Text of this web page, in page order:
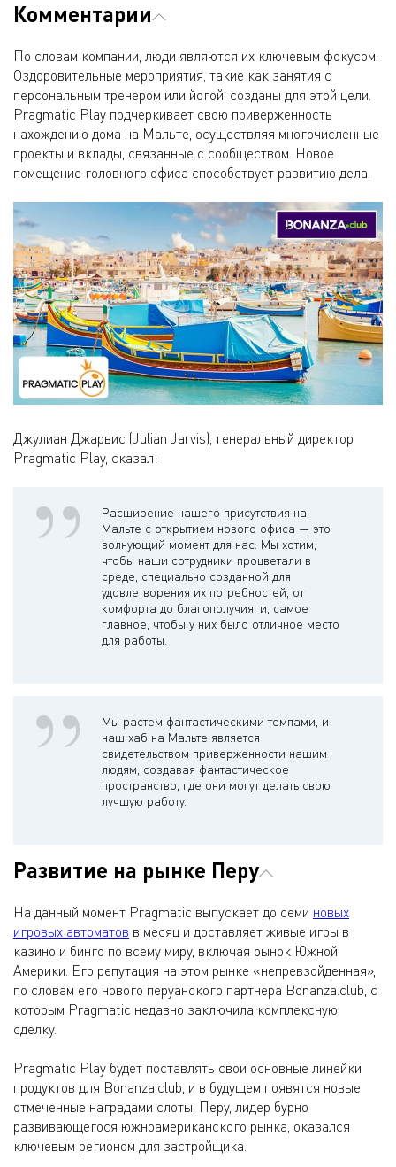
Комментарии
По словам компании, люди являются их ключевым фокусом.
Оздоровительные мероприятия, такие как занятия с
персональным тренером или йогой, созданы для этой цели.
Pragmatic Play подчеркивает свою приверженность
нахождению дома на Мальте, осуществляя многочисленные
проекты и вклады, связанные с сообществом. Новое
помещение головного офиса способствует развитию дела.
Джулиан Джарвис (Julian Jarvis), генеральный директор
Pragmatic Play, сказал:
Расширение нашего присутствия на
Мальте с открытием нового офиса — это
волнующий момент для нас. Мы хотим,
чтобы наши сотрудники процветали в
среде, специально созданной для
удовлетворения их потребностей, от
комфорта до благополучия, и, самое
главное, чтобы у них было отличное место
для работы.
Мы растем фантастическими темпами, и
наш хаб на Мальте является
свидетельством приверженности нашим
людям, создавая фантастическое
пространство, где они могут делать свою
лучшую работу.
Развитие на рынке Перу
На данный момент Pragmatic выпускает до семи новых
игровых автоматов в месяц и доставляет живые игры в
казино и бинго по всему миру, включая рынок Южной
Америки. Его репутация на этом рынке «непревзойденная»,
по словам его нового перуанского партнера Bonanza.club, с
которым Pragmatic недавно заключила комплексную
сделку.
Pragmatic Play будет поставлять свои основные линейки
продуктов для Bonanza.club, и в будущем появятся новые
отмеченные наградами слоты. Перу, лидер бурно
развивающегося южноамериканского рынка, оказался
ключевым регионом для застройщика.